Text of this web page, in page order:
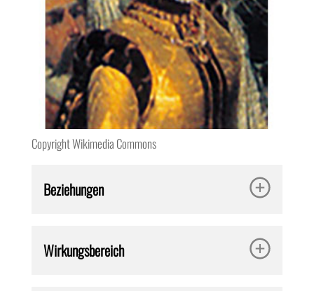
Copyright Wikimedia Commons
Beziehungen
Wirkungsbereich